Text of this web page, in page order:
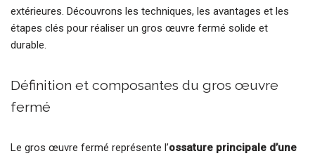
extérieures. Découvrons les techniques, les avantages et les
étapes clés pour réaliser un gros œuvre fermé solide et
durable.
Définition et composantes du gros œuvre
fermé
Le gros œuvre fermé représente l’ossature principale d’une